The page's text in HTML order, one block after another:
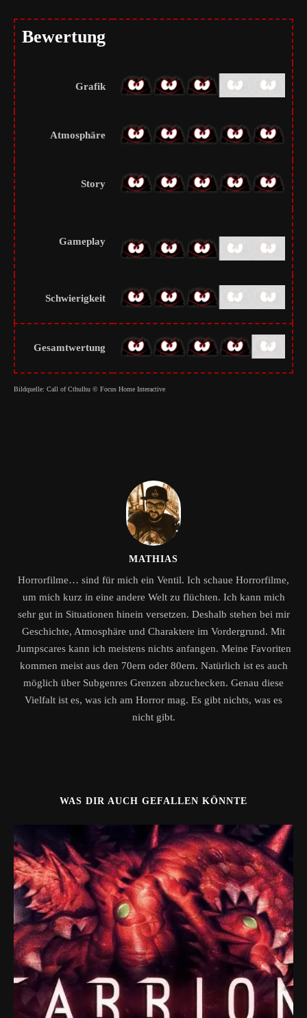
Bewertung
Grafik
Atmosphäre
Story
Gameplay
Schwierigkeit
Gesamtwertung
Bildquelle: Call of Cthulhu © Focus Home Interactive
MATHIAS
Horrorfilme… sind für mich ein Ventil. Ich schaue Horrorfilme,
um mich kurz in eine andere Welt zu flüchten. Ich kann mich
sehr gut in Situationen hinein versetzen. Deshalb stehen bei mir
Geschichte, Atmosphäre und Charaktere im Vordergrund. Mit
Jumpscares kann ich meistens nichts anfangen. Meine Favoriten
kommen meist aus den 70ern oder 80ern. Natürlich ist es auch
möglich über Subgenres Grenzen abzuchecken. Genau diese
Vielfalt ist es, was ich am Horror mag. Es gibt nichts, was es
nicht gibt.
WAS DIR AUCH GEFALLEN KÖNNTE